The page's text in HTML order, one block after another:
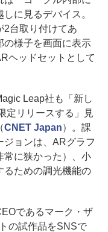
に見るデバイス。
2台取り付けてあ
の様子を画面に表示
ヘッドセットとして
Leap社も「新し
定リリースする」見
CNET Japan）。課
ジョンは、ARグラフ
常に狭かった）、小
るための調光機能の
であるマーク・ザ
の試作品をSNSで